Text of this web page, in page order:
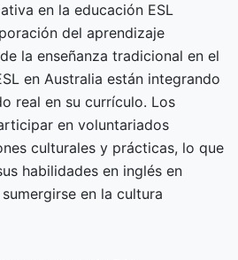
en la educación ESL
del aprendizaje
la enseñanza tradicional en el
en Australia están integrando
real en su currículo. Los
en voluntariados
culturales y prácticas, lo que
habilidades en inglés en
en la cultura